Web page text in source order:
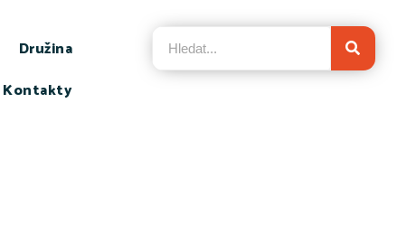
Družina
Kontakty